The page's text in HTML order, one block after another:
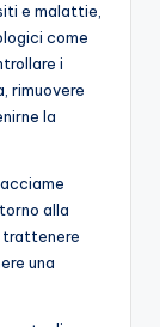
e malattie,
come
i
rimuovere
la
alla
trattenere
una